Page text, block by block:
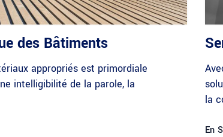
des Bâtiments
appropriés est primordiale
intelligibilité de la parole, la
la
En